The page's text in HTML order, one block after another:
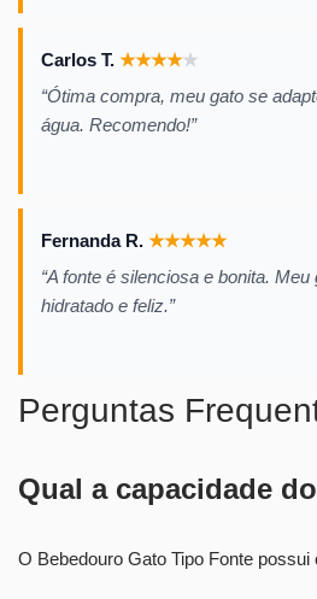
Carlos T. ★★★★★
“Ótima compra, meu gato se
água. Recomendo!”
Fernanda R. ★★★★★
“A fonte é silenciosa e bonita.
hidratado e feliz.”
Perguntas
Qual a capacidade
O Bebedouro Gato Tipo Fonte possui